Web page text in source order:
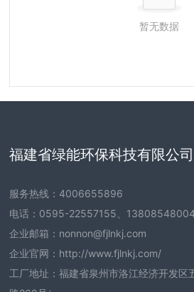
暂无数据
福建省绿能环保科技有限公司
服务热线： 4006655896
电话： 0595-22557155
13808548004
企业邮箱： nonnon@fjlnkj.com
企业官网： http://www.fjlnkj.com/
工厂地址：福建省泉州市洛江经济开发区